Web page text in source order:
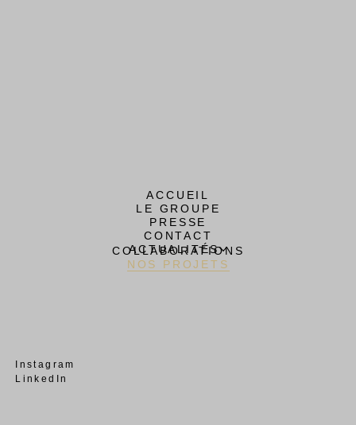
ACCUEIL
LE GROUPE
PRESSE
CONTACT
ACTUALITÉS
COLLABORATIONS
NOS PROJETS
Instagram
LinkedIn